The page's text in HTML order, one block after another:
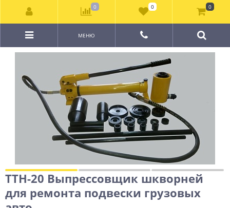
МЕНЮ
ТТН-20 Выпрессовщик шкворней
для ремонта подвески грузовых
0 0 0